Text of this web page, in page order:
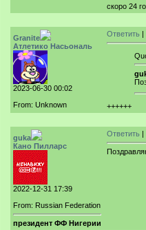
скоро 24
Granite
Атлетико Насьональ
2023-06-30 00:02
From: Unknown
Ответить |
++++++
guka
Кано Пилларс
2022-12-31 17:39
From: Russian Federation
президент ФФ Нигерии
Ответить |